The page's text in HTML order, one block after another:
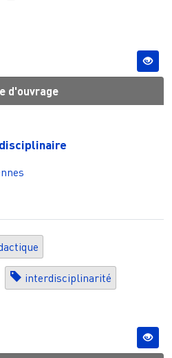
d'ouvrage
interdisciplinarité